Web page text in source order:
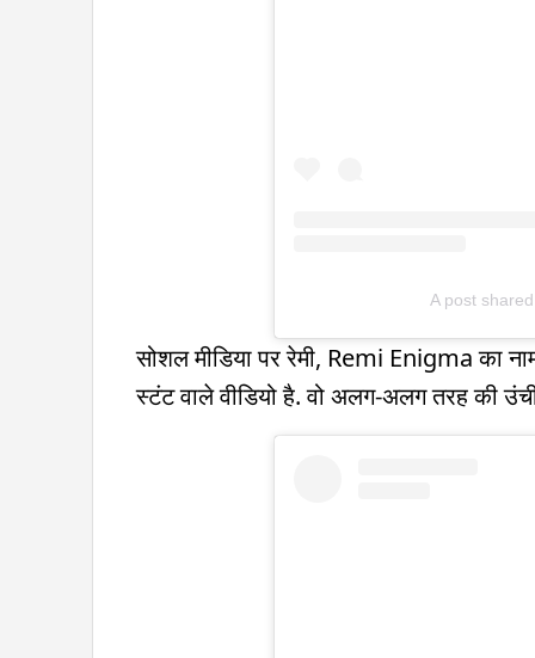
A post
सोशल मीडिया पर रेमी, Remi Enigma का
स्टंट वाले वीडियो है. वो अलग-अलग तरह की